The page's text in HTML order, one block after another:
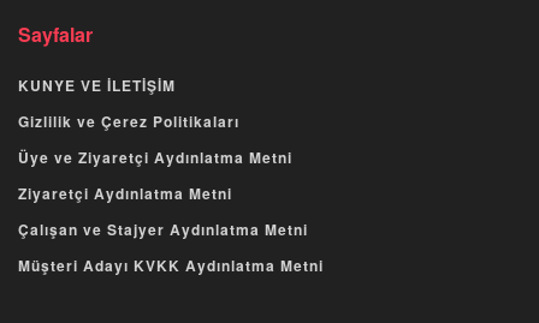
Sayfalar
KUNYE VE İLETİŞİM
Gizlilik ve Çerez Politikaları
Üye ve Ziyaretçi Aydınlatma Metni
Ziyaretçi Aydınlatma Metni
Çalışan ve Stajyer Aydınlatma Metni
Müşteri Adayı KVKK Aydınlatma Metni